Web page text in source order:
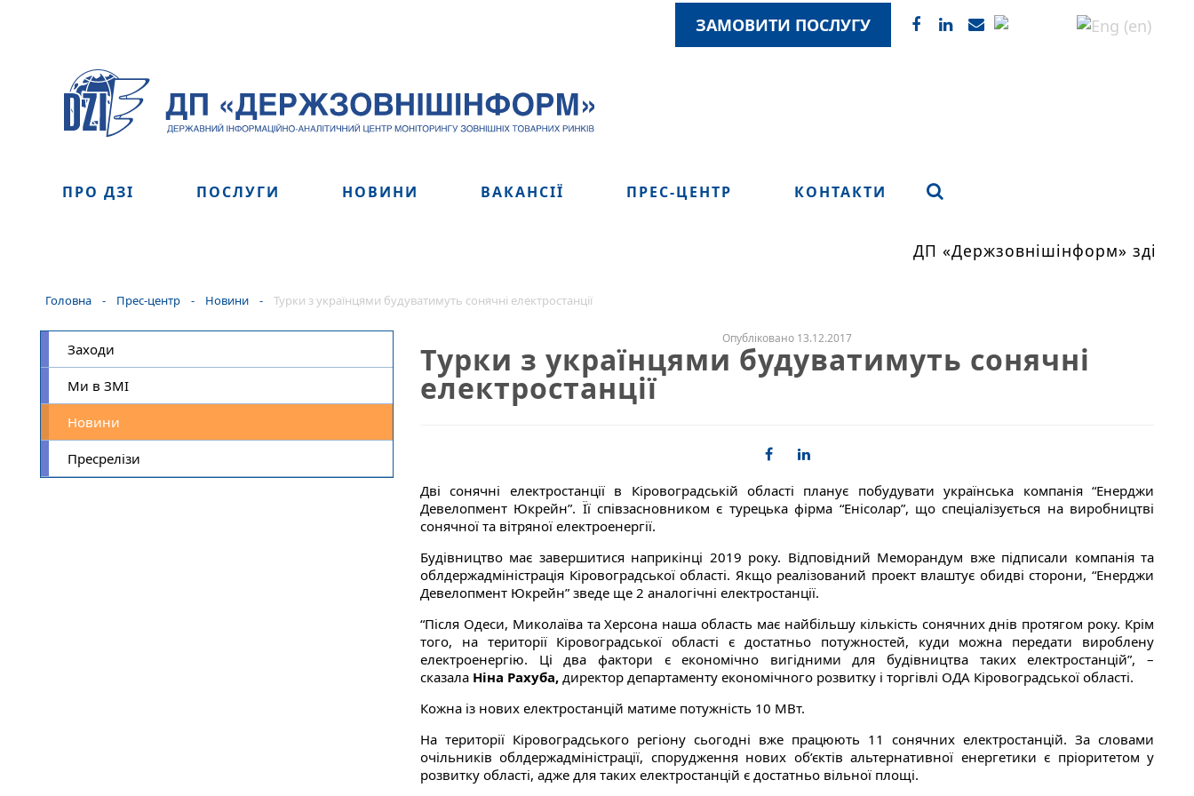
ЗАМОВИТИ ПОСЛУГУ
ПРО ДЗІ ПОСЛУГИ НОВИНИ ВАКАНСІЇ ПРЕС-ЦЕНТР КОНТАКТИ
ДП «Держзовнішінформ»
Головна - Прес-центр - Новини - Турки з українцями будуватимуть сонячні електростанції
Заходи
Ми в ЗМІ
Новини
Пресрелізи
Опубліковано 13.12.2017
Турки з українцями будуватимуть сонячні
електростанції
Дві сонячні електростанції в Кіровоградській області планує побудувати українська компанія “Енерджи
Девелопмент Юкрейн”. Її співзасновником є турецька фірма “Енісолар”, що спеціалізується на виробництві
сонячної та вітряної електроенергії.
Будівництво має завершитися наприкінці 2019 року. Відповідний Меморандум вже підписали компанія та
облдержадміністрація Кіровоградської області. Якщо реалізований проект влаштує обидві сторони, “Енерджи
Девелопмент Юкрейн” зведе ще 2 аналогічні електростанції.
“Після Одеси, Миколаїва та Херсона наша область має найбільшу кількість сонячних днів протягом року. Крім
того, на території Кіровоградської області є достатньо потужностей, куди можна передати вироблену
електроенергію. Ці два фактори є економічно вигідними для будівництва таких електростанцій”, –
сказала Ніна Рахуба, директор департаменту економічного розвитку і торгівлі ОДА Кіровоградської області.
Кожна із нових електростанцій матиме потужність 10 МВт.
На території Кіровоградського регіону сьогодні вже працюють 11 сонячних електростанцій. За словами
очільників облдержадміністрації, спорудження нових об’єктів альтернативної енергетики є пріоритетом у
розвитку області, адже для таких електростанцій є достатньо вільної площі.